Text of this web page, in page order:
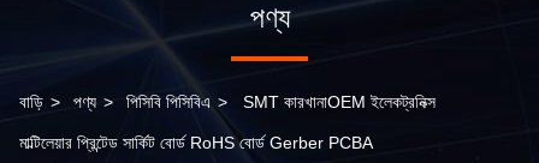
পণ্য
বাড়ি > পণ্য > পিসিবি পিসিবিএ > SMT কারখানাOEM ইলেকট্রনিক্স
মাল্টিলেয়ার প্রিন্টেড সার্কিট বোর্ড RoHS বোর্ড Gerber PCBA